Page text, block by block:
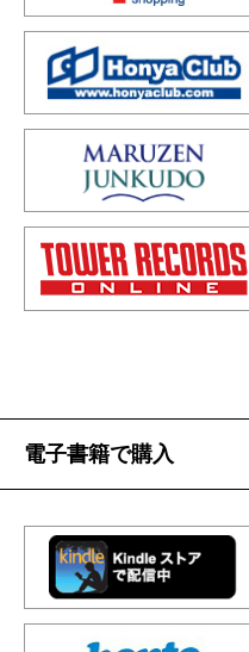
電子書籍で購入